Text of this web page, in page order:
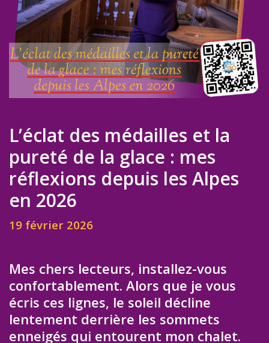
L’éclat des médailles et la
pureté de la glace : mes
réflexions depuis les Alpes
en 2026
19 février 2026
Mes chers lecteurs, installez-vous
confortablement. Alors que je vous
écris ces lignes, le soleil décline
lentement derrière les sommets
enneigés qui entourent mon chalet.